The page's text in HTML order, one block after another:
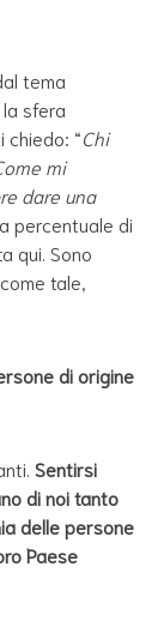
tema
sfera
chiedo: “Chi
mi
dare una
percentuale di
qui. Sono
tale,
di origine
Sentirsi
di noi tanto
delle persone
Paese